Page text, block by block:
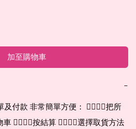
加至購物車
−
付款 非常簡單方便： 👉🏻👉🏻把所
👉🏻👉🏻按結算 👉🏻👉🏻選擇取貨方法